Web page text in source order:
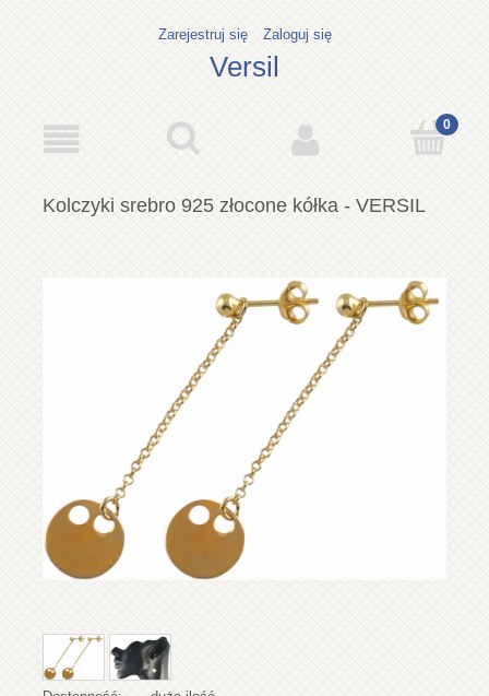
Zarejestruj się Zaloguj się
Versil
Kolczyki srebro 925 złocone kółka - VERSIL